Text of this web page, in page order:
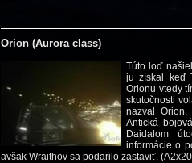
Orion (Aurora class)
Túto loď
ju získal keď
Orionu vtedy
skutočnosti
nazval
Antická
Daidalom
informácie o
avšak Wraithov sa podarilo zastaviť.